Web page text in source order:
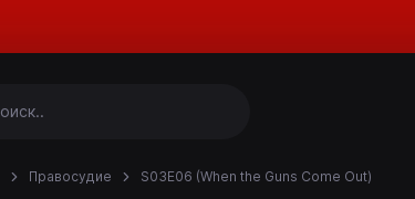
Правосудие S03E06 (When the Guns Come Out)